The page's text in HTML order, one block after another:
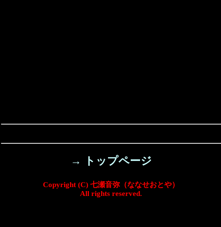
→ トップページ
Copyright (C) 七瀬音弥（ななせおとや）
All rights reserved.